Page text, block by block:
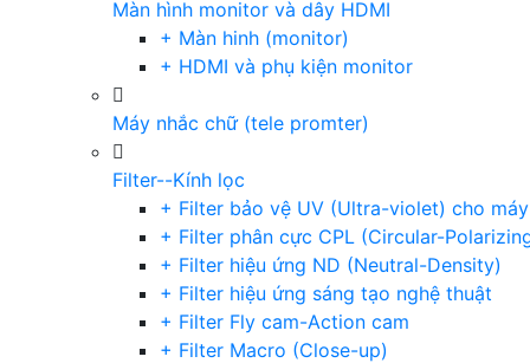
Màn hình monitor và dây HDMI
+ Màn hinh (monitor)
+ HDMI và phụ kiện monitor
Máy nhắc chữ (tele promter)
Filter--Kính lọc
+ Filter bảo vệ UV (Ultra-violet) cho
+ Filter phân cực CPL (Circular-
+ Filter hiệu ứng ND (Neutral-Density)
+ Filter hiệu ứng sáng tạo nghệ thuật
+ Filter Fly cam-Action cam
+ Filter Macro (Close-up)